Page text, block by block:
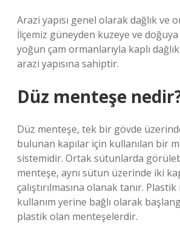
Arazi yapısı genel olarak dağlık ve
İlçemiz güneyden kuzeye ve
yoğun çam ormanlarıyla kaplı
arazi yapısına sahiptir.
Düz menteşe
Düz menteşe, tek bir gövde
bulunan kapılar için kullanılan bir
sistemidir. Ortak sütunlarda
menteşe, aynı sütun üzerinde iki
çalıştırılmasına olanak tanır.
kullanım yerine bağlı olarak
plastik olan menteşelerdir.